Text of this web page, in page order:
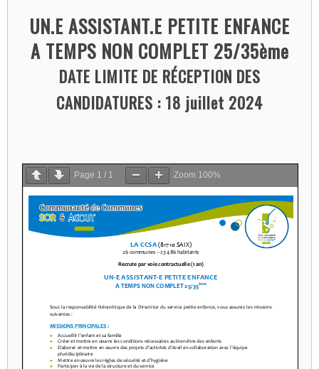
UN.E ASSISTANT.E PETITE ENFANCE
A TEMPS NON COMPLET 25/35ème
DATE LIMITE DE RÉCEPTION DES
CANDIDATURES : 18 juillet 2024
Page 1 / 1 Zoom 100%